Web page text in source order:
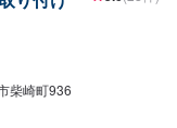
柴崎町936